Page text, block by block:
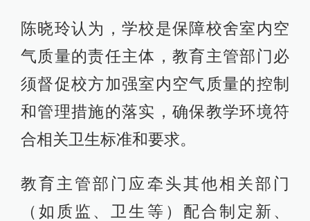
陈晓玲认为，学校是保障校舍室内空
气质量的责任主体，教育主管部门必
须督促校方加强室内空气质量的控制
和管理措施的落实，确保教学环境符
合相关卫生标准和要求。
教育主管部门应牵头其他相关部门
（如质监、卫生等）配合制定新、